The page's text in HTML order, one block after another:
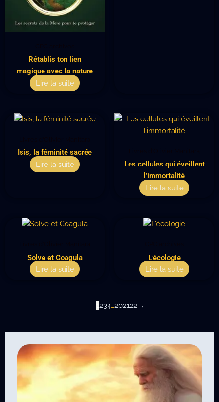
Rétablis ton lien
magique avec la nature
Lire la suite
Isis, la féminité sacrée
Lire la suite
Les cellules qui éveillent
l’immortalité
Lire la suite
Solve et Coagula
Lire la suite
L’écologie
Lire la suite
234…202122 →